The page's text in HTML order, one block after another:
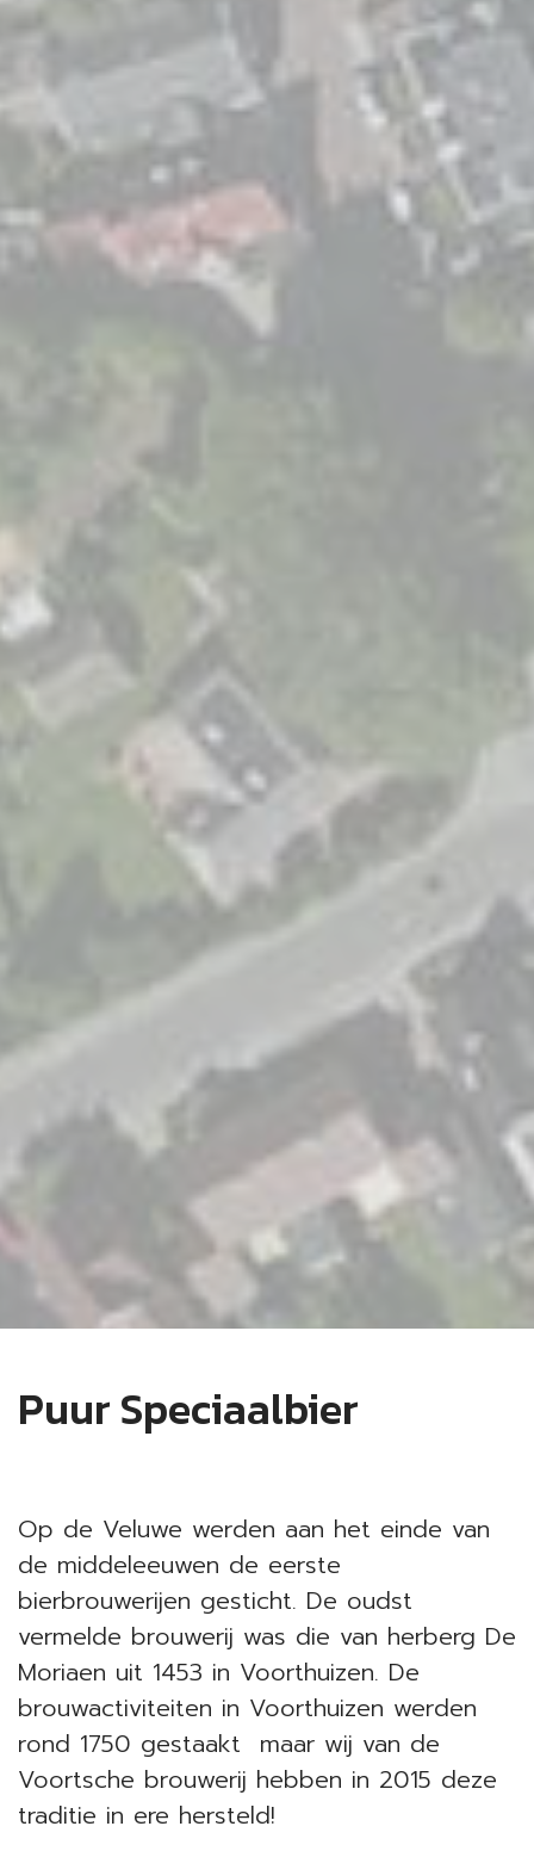
Puur Speciaalbier
Op de Veluwe werden aan het einde van
de middeleeuwen de eerste
bierbrouwerijen gesticht. De oudst
vermelde brouwerij was die van herberg De
Moriaen uit 1453 in Voorthuizen. De
brouwactiviteiten in Voorthuizen werden
rond 1750 gestaakt maar wij van de
Voortsche brouwerij hebben in 2015 deze
traditie in ere hersteld!